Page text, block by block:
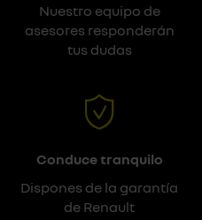
Nuestro equipo de
asesores responderán
tus dudas
Conduce tranquilo
Dispones de la garantía
de Renault